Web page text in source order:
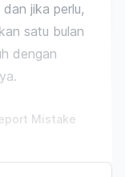
jika perlu,
satu bulan
dengan
Mistake